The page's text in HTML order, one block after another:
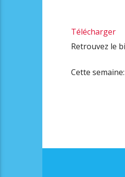
Télécharger
Retrouvez le
Cette